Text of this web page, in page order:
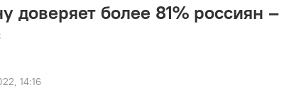
доверяет более 81% россиян –
14:16